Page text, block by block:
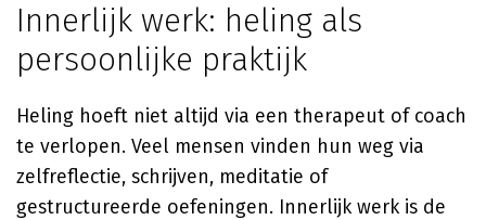
Innerlijk werk: heling als
persoonlijke praktijk
Heling hoeft niet altijd via een therapeut of coach
te verlopen. Veel mensen vinden hun weg via
zelfreflectie, schrijven, meditatie of
gestructureerde oefeningen. Innerlijk werk is de